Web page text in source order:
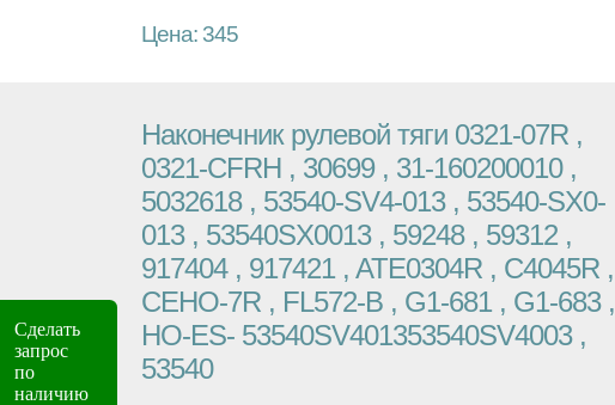
Цена: 345
Сделать
запрос
по
наличию
Наконечник рулевой тяги 0321-07R ,
0321-CFRH , 30699 , 31-160200010 ,
5032618 , 53540-SV4-013 , 53540-SX0-
013 , 53540SX0013 , 59248 , 59312 ,
917404 , 917421 , ATE0304R , C4045R ,
CEHO-7R , FL572-B , G1-681 , G1-683 ,
HO-ES- 53540SV401353540SV4003 ,
53540